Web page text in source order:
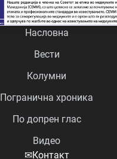
Насловна
Вести
Колумни
Погранична хроника
По допрен глас
Видео
✉Контакт